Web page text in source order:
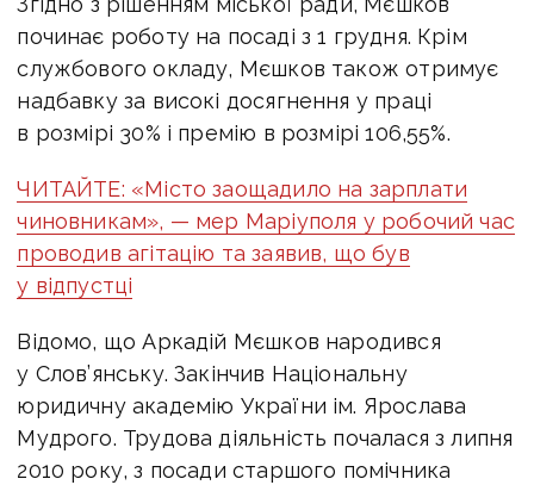
починає роботу на посаді з 1 грудня. Крім
службового окладу, Мєшков також отримує
надбавку за високі досягнення у праці
в розмірі 30% і премію в розмірі 106,55%.
ЧИТАЙТЕ: «Місто заощадило на зарплати
чиновникам», — мер Маріуполя у робочий час
проводив агітацію та заявив, що був
у відпустці
Відомо, що Аркадій Мєшков народився
у Слов’янську. Закінчив Національну
юридичну академію України ім. Ярослава
Мудрого. Трудова діяльність почалася з липня
2010 року, з посади старшого помічника